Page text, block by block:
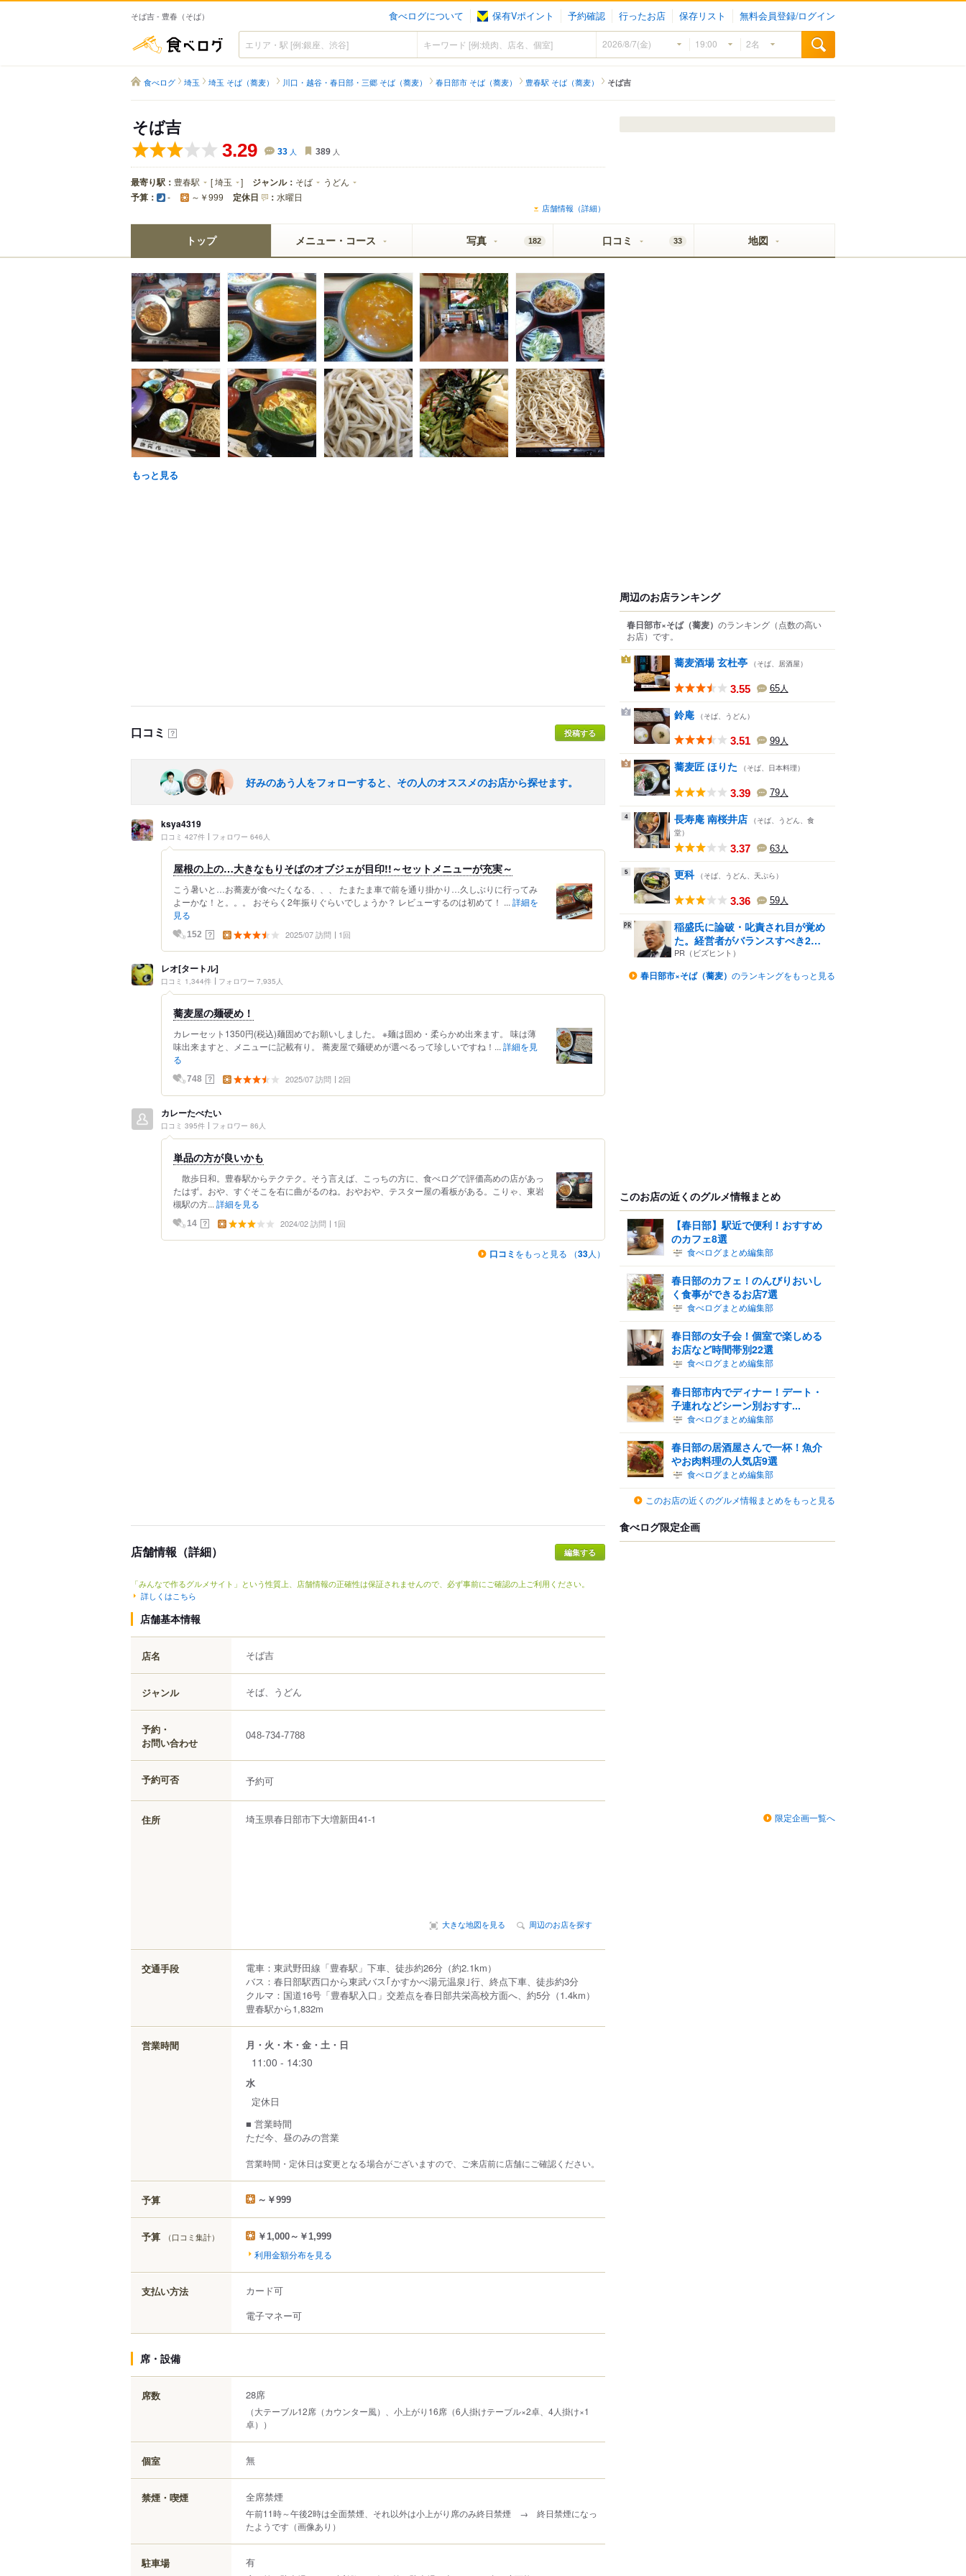
そば吉 - 豊春（そば） 食べログについて 保有Vポイント 予約確認 行ったお店 保存リスト 無料会員登録/ログイン
食べログ
食べログ 埼玉 埼玉 そば（蕎麦） 川口・越谷・春日部・三郷 そば（蕎麦） 春日部市 そば（蕎麦） 豊春駅 そば（蕎麦） そば吉
そば吉
3.29 33 人 389 人
最寄り駅： 豊春駅 [埼玉 ] ジャンル： そば うどん
予算： - ～￥999 定休日 ： 水曜日
店舗情報（詳細）
トップ メニュー・コース 写真 182 口コミ 33 地図
もっと見る
口コミ ？ 投稿する
好みのあう人をフォローすると、その人のオススメのお店から探せます。
ksya4319
口コミ 427件 フォロワー 646人
屋根の上の…大きなもりそばのオブジェが目印!!～セットメニューが充実～
こう暑いと…お蕎麦が食べたくなる、、、 たまたま車で前を通り掛かり…久しぶりに行ってみ
よーかな！と。。。 おそらく2年振りぐらいでしょうか？ レビューするのは初めて！ ... 詳細を
見る
152 ？ 2025/07 訪問 1回
レオ[タートル]
口コミ 1,344件 フォロワー 7,935人
蕎麦屋の麺硬め！
カレーセット1350円(税込)麺固めでお願いしました。 ※麺は固め・柔らかめ出来ます。 味は薄
味出来ますと、メニューに記載有り。 蕎麦屋で麺硬めが選べるって珍しいですね！... 詳細を見
る
748 ？ 2025/07 訪問 2回
カレーたべたい
口コミ 395件 フォロワー 86人
単品の方が良いかも
散歩日和。豊春駅からテクテク。そう言えば、こっちの方に、食べログで評価高めの店があっ
たはず。おや、すぐそこを右に曲がるのね。おやおや、テスター屋の看板がある。こりゃ、東岩
槻駅の方... 詳細を見る
14 ？ 2024/02 訪問 1回
口コミ をもっと見る （33人）
店舗情報（詳細）
「みんなで作るグルメサイト」という性質上、店舗情報の正確性は保証されませんので、必ず事前にご確認の上ご利用ください。
詳しくはこちら
店舗基本情報
店名 そば吉
ジャンル そば、うどん
予約・
お問い合わせ
048-734-7788
予約可否 予約可
住所 埼玉県春日部市下大増新田41-1
大きな地図を見る 周辺のお店を探す
交通手段
電車：東武野田線「豊春駅」下車、徒歩約26分（約2.1km）
バス：春日部駅西口から東武バス｢かすかべ湯元温泉｣行、終点下車、徒歩約3分
クルマ：国道16号「豊春駅入口」交差点を春日部共栄高校方面へ、約5分（1.4km）
豊春駅から1,832m
営業時間 月・火・木・金・土・日
11:00 - 14:30
水
定休日
■ 営業時間
ただ今、昼のみの営業
営業時間・定休日は変更となる場合がございますので、ご来店前に店舗にご確認ください。
予算 ～￥999
予算 （口コミ集計） ￥1,000～￥1,999
利用金額分布を見る
支払い方法
カード可
電子マネー可
席・設備
席数 28席
（大テーブル12席（カウンター風）、小上がり16席（6人掛けテーブル×2卓、4人掛け×1
卓））
個室 無
禁煙・喫煙 全席禁煙
午前11時～午後2時は全面禁煙、それ以外は小上がり席のみ終日禁煙 → 終日禁煙になっ
たようです（画像あり）
駐車場 有
周辺のお店ランキング
春日部市×そば（蕎麦） のランキング （点数の高い
お店） です。
1 蕎麦酒場 玄杜亭 （そば、居酒屋）
3.55 65人
2 鈴庵 （そば、うどん）
3.51 99人
3 蕎麦匠 ほりた （そば、日本料理）
3.39 79人
4 長寿庵 南桜井店 （そば、うどん、食
堂）
3.37 63人
5 更科 （そば、うどん、天ぷら）
3.36 59人
稲盛氏に論破・叱責され目が覚め
た。経営者がバランスすべき2
つ...
PR（ビズヒント）
春日部市×そば（蕎麦） のランキングをもっと見る
このお店の近くのグルメ情報まとめ
【春日部】駅近で便利！おすすめ
のカフェ8選
食べログまとめ編集部
春日部のカフェ！のんびりおいし
く食事ができるお店7選
食べログまとめ編集部
春日部の女子会！個室で楽しめる
お店など時間帯別22選
食べログまとめ編集部
春日部市内でディナー！デート・
子連れなどシーン別おすす...
食べログまとめ編集部
春日部の居酒屋さんで一杯！魚介
やお肉料理の人気店9選
食べログまとめ編集部
このお店の近くのグルメ情報まとめをもっと見る
食べログ限定企画
限定企画一覧へ